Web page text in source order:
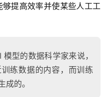
提高效率并使某些人工工
型的数据科学家来说，
练数据的内容，而训练
的。